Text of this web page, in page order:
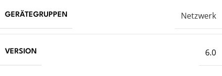
GERÄTEGRUPPEN Netzwerk
VERSION 6.0